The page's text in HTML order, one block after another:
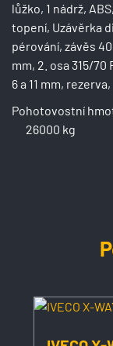
lůžko, 1 nádrž,
topení, Uzávěrka
pérování, závěs 40
mm, 2. osa 315/70
6 a 11 mm, rezerva,
Pohotovostní
26000 kg